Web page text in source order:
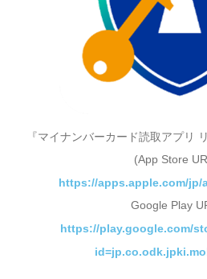
『マイナンバーカード読取アプリ
(App Store
https://apps.apple.com/jp/
Google Play
https://play.google.com/